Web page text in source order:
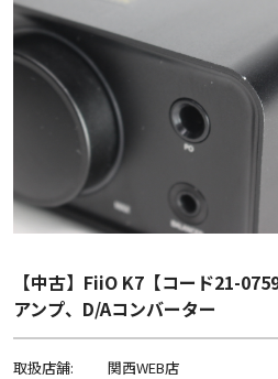
【中古】FiiO K7【コード21-
アンプ、D/Aコンバーター
取扱店舗:
関西WEB店